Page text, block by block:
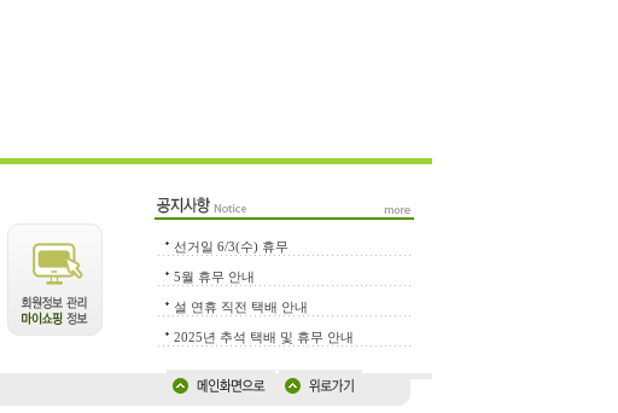
선거일 6/3(수) 휴무
5월 휴무 안내
설 연휴 직전 택배 안내
2025년 추석 택배 및 휴무 안내